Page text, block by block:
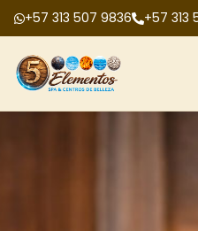
+57 313 507 9836 +57 313